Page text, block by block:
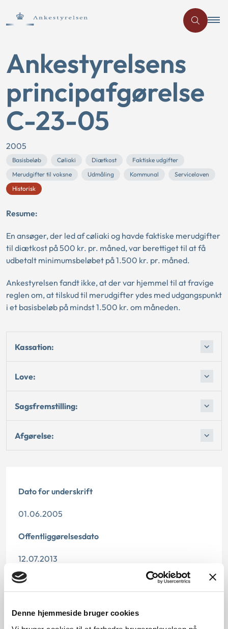
Denne hjemmeside bruger cookies
Ankestyrelsens
principafgørelse
C-23-05
2005
Basisbeløb Cøliaki Diætkost
Faktiske udgifter
Merudgifter til voksne
Udmåling Kommunal
Serviceloven
Historisk
Resume:
En ansøger, der led af cøliaki og havde faktiske merudgifter
til diætkost på 500 kr. pr. måned, var berettiget til at få
udbetalt minimumsbeløbet på 1.500 kr. pr. måned.
Ankestyrelsen fandt ikke, at der var hjemmel til at fravige
reglen om, at tilskud til merudgifter ydes med udgangspunkt
i et basisbeløb på mindst 1.500 kr. om måneden.
Kassation:
Love:
Sagsfremstilling:
Afgørelse:
Dato for underskrift
01.06.2005
Offentliggørelsesdato
12.07.2013
Paragraf